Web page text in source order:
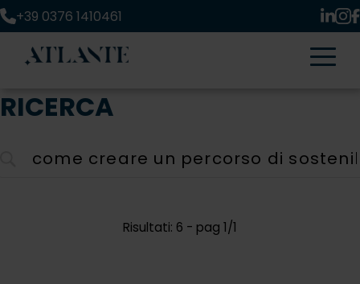
+39 0376 1410461
RICERCA
Risultati: 6 - pag 1/1